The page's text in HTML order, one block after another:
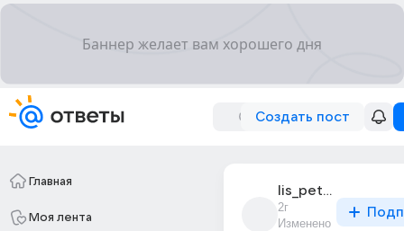
Создать пост
Главная
Моя лента
lis_petia
2г
Изменено